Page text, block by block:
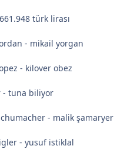
türk lirası
- mikail yorgan
- kilover obez
- tuna biliyor
- malik şamaryer
- yusuf istiklal